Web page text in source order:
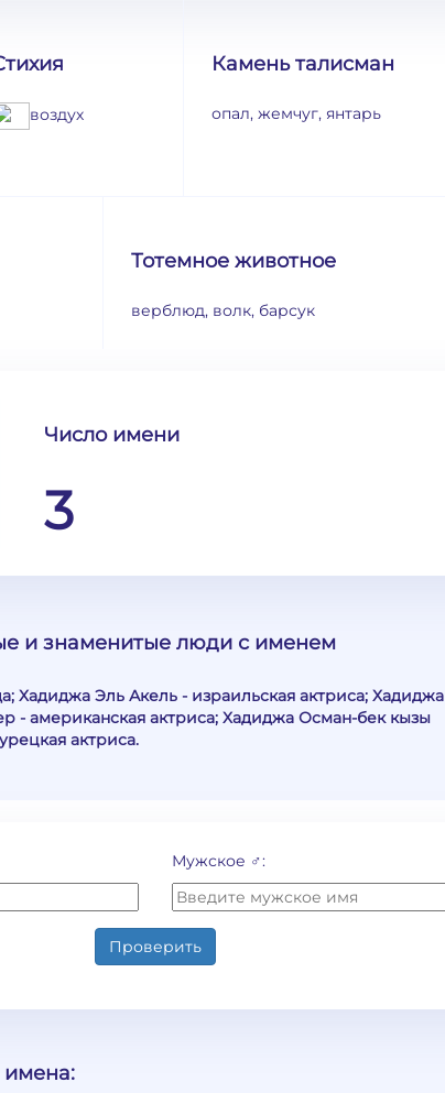
воздух
Камень талисман
опал, жемчуг, янтарь
Тотемное животное
верблюд, волк, барсук
Число имени
3
и знаменитые люди с именем
Эль Акель - израильская актриса; Хадиджа
- американская актриса; Хадиджа Осман-бек кызы
актриса.
Мужское ♂:
Проверить
имена: